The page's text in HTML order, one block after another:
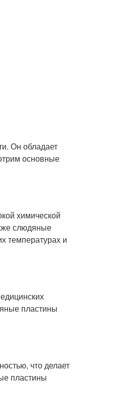
Он обладает
основные
химической
слюдяные
температурах и
пластины
что делает
пластины